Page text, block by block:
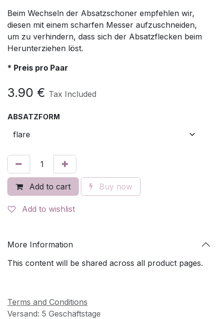
Beim Wechseln der Absatzschoner empfehlen wir,
diesen mit einem scharfen Messer aufzuschneiden,
um zu verhindern, dass sich der Absatzflecken beim
Herunterziehen löst.
* Preis pro Paar
3.90 € Tax Included
ABSATZFORM
Add to cart Buy now
Add to wishlist
More Information
This content will be shared across all product pages.
Terms and Conditions
Versand: 5 Geschäftstage